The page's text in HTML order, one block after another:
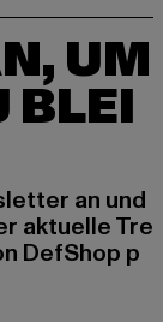
UM
BLEI
an und
aktuelle Tre
DefShop p